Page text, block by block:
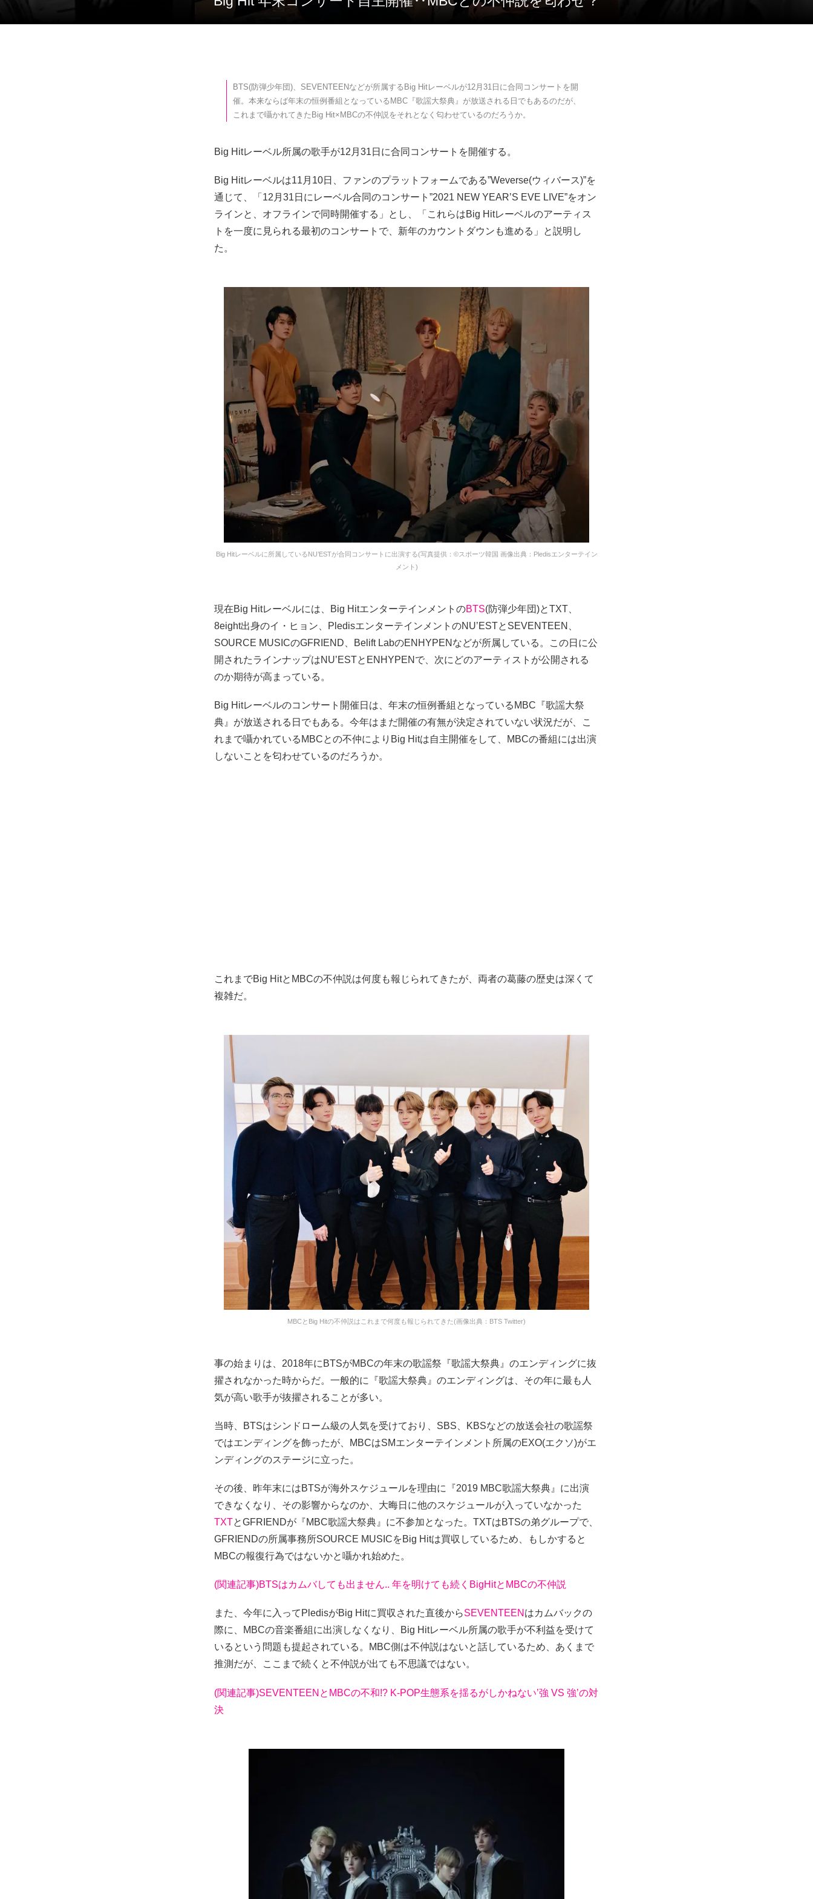
BTS(防弾少年団)、SEVENTEENなどが所属するBig Hitレーベルが12月31日に合同コンサートを開
催。本来ならば年末の恒例番組となっているMBC『歌謡大祭典』が放送される日でもあるのだが、
これまで囁かれてきたBig Hit×MBCの不仲説をそれとなく匂わせているのだろうか。
Big Hitレーベル所属の歌手が12月31日に合同コンサートを開催する。
Big Hitレーベルは11月10日、ファンのプラットフォームである”Weverse(ウィバース)”を
通じて、「12月31日にレーベル合同のコンサート”2021 NEW YEAR’S EVE LIVE”をオン
ラインと、オフラインで同時開催する」とし、「これらはBig Hitレーベルのアーティス
トを一度に見られる最初のコンサートで、新年のカウントダウンも進める」と説明し
た。
Big Hitレーベルに所属しているNU’ESTが合同コンサートに出演する(写真提供：©スポーツ韓国 画像出典：Pledisエンターテイン
メント)
現在Big Hitレーベルには、Big HitエンターテインメントのBTS(防弾少年団)とTXT、
8eight出身のイ・ヒョン、PledisエンターテインメントのNU’ESTとSEVENTEEN、
SOURCE MUSICのGFRIEND、Belift LabのENHYPENなどが所属している。この日に公
開されたラインナップはNU’ESTとENHYPENで、次にどのアーティストが公開される
のか期待が高まっている。
Big Hitレーベルのコンサート開催日は、年末の恒例番組となっているMBC『歌謡大祭
典』が放送される日でもある。今年はまだ開催の有無が決定されていない状況だが、こ
れまで囁かれているMBCとの不仲によりBig Hitは自主開催をして、MBCの番組には出演
しないことを匂わせているのだろうか。
これまでBig HitとMBCの不仲説は何度も報じられてきたが、両者の葛藤の歴史は深くて
複雑だ。
MBCとBig Hitの不仲説はこれまで何度も報じられてきた(画像出典：BTS Twitter)
事の始まりは、2018年にBTSがMBCの年末の歌謡祭『歌謡大祭典』のエンディングに抜
擢されなかった時からだ。一般的に『歌謡大祭典』のエンディングは、その年に最も人
気が高い歌手が抜擢されることが多い。
当時、BTSはシンドローム級の人気を受けており、SBS、KBSなどの放送会社の歌謡祭
ではエンディングを飾ったが、MBCはSMエンターテインメント所属のEXO(エクソ)がエ
ンディングのステージに立った。
その後、昨年末にはBTSが海外スケジュールを理由に『2019 MBC歌謡大祭典』に出演
できなくなり、その影響からなのか、大晦日に他のスケジュールが入っていなかった
TXTとGFRIENDが『MBC歌謡大祭典』に不参加となった。TXTはBTSの弟グループで、
GFRIENDの所属事務所SOURCE MUSICをBig Hitは買収しているため、もしかすると
MBCの報復行為ではないかと囁かれ始めた。
(関連記事)BTSはカムバしても出ません.. 年を明けても続くBigHitとMBCの不仲説
また、今年に入ってPledisがBig Hitに買収された直後からSEVENTEEN はカムバックの
際に、MBCの音楽番組に出演しなくなり、Big Hitレーベル所属の歌手が不利益を受けて
いるという問題も提起されている。MBC側は不仲説はないと話しているため、あくまで
推測だが、ここまで続くと不仲説が出ても不思議ではない。
(関連記事)SEVENTEENとMBCの不和!? K-POP生態系を揺るがしかねない’強 VS 強’の対
決